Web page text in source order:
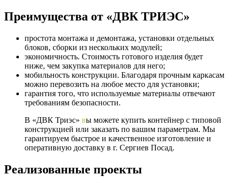
Преимущества от «ДВК ТРИЭС»
простота монтажа и демонтажа, установки отдельных
блоков, сборки из нескольких модулей;
экономичность. Стоимость готового изделия будет
ниже, чем закупка материалов для него;
мобильность конструкции. Благодаря прочным каркасам
можно перевозить на любое место для установки;
гарантия того, что используемые материалы отвечают
требованиям безопасности.
В «ДВК Триэс» вы можете купить контейнер с типовой
конструкцией или заказать по вашим параметрам. Мы
гарантируем быстрое и качественное изготовление и
оперативную доставку в г. Сергиев Посад.
Реализованные проекты